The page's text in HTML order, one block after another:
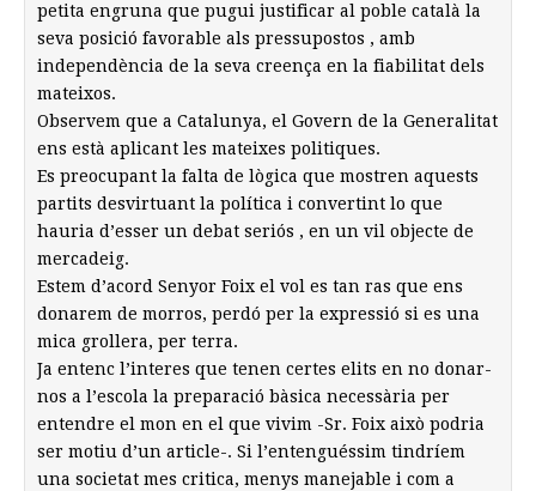
petita engruna que pugui justificar al poble català la
seva posició favorable als pressupostos , amb
independència de la seva creença en la fiabilitat dels
mateixos.
Observem que a Catalunya, el Govern de la Generalitat
ens està aplicant les mateixes politiques.
Es preocupant la falta de lògica que mostren aquests
partits desvirtuant la política i convertint lo que
hauria d’esser un debat seriós , en un vil objecte de
mercadeig.
Estem d’acord Senyor Foix el vol es tan ras que ens
donarem de morros, perdó per la expressió si es una
mica grollera, per terra.
Ja entenc l’interes que tenen certes elits en no donar-
nos a l’escola la preparació bàsica necessària per
entendre el mon en el que vivim -Sr. Foix això podria
ser motiu d’un article-. Si l’entenguéssim tindríem
una societat mes critica, menys manejable i com a